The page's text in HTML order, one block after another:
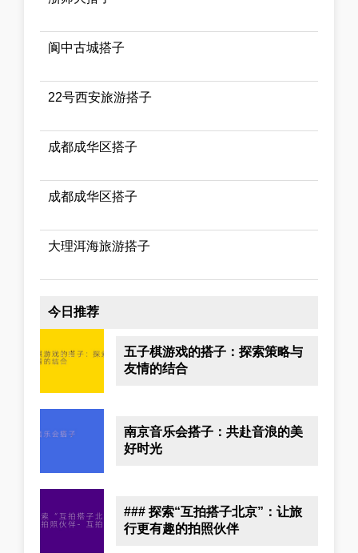
阆中古城搭子
22号西安旅游搭子
成都成华区搭子
成都成华区搭子
大理洱海旅游搭子
今日推荐
五子棋游戏的搭子：探索策略与
友情的结合
南京音乐会搭子：共赴音浪的美
好时光
### 探索“互拍搭子北京”：让旅
行更有趣的拍照伙伴